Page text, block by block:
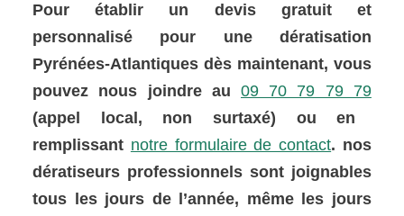
Pour établir un devis gratuit et
personnalisé pour une dératisation
Pyrénées-Atlantiques dès maintenant, vous
pouvez nous joindre au 09 70 79 79 79
(appel local, non surtaxé) ou en
remplissant notre formulaire de contact. nos
dératiseurs professionnels sont joignables
tous les jours de l’année, même les jours